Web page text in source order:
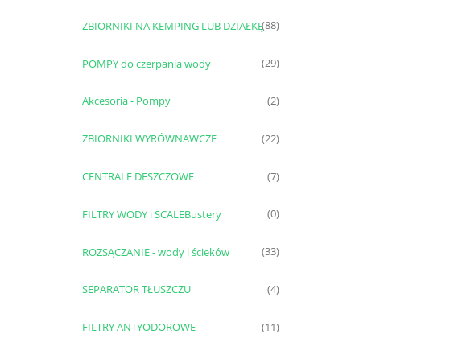
ZBIORNIKI NA KEMPING LUB DZIAŁKĘ(88)
POMPY do czerpania wody (29)
Akcesoria - Pompy (2)
ZBIORNIKI WYRÓWNAWCZE (22)
CENTRALE DESZCZOWE (7)
FILTRY WODY i SCALEBustery (0)
ROZSĄCZANIE - wody i ścieków (33)
SEPARATOR TŁUSZCZU (4)
FILTRY ANTYODOROWE (11)